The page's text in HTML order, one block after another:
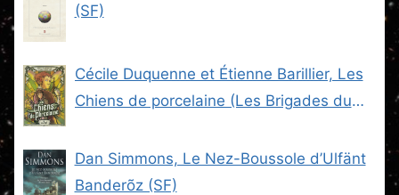
(SF)
Cécile Duquenne et Étienne Barillier, Les
Chiens de porcelaine (Les Brigades du
Dan Simmons, Le Nez-Boussole d’Ulfänt
Banderõz (SF)